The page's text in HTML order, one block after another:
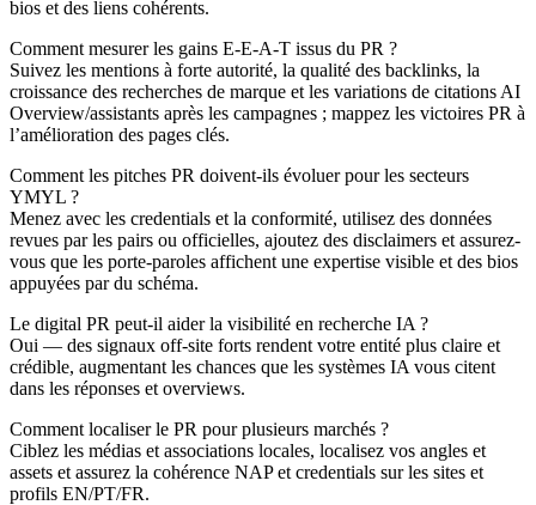
bios et des liens cohérents.
Comment mesurer les gains E-E-A-T issus du PR ?
Suivez les mentions à forte autorité, la qualité des backlinks, la
croissance des recherches de marque et les variations de citations AI
Overview/assistants après les campagnes ; mappez les victoires PR à
l’amélioration des pages clés.
Comment les pitches PR doivent-ils évoluer pour les secteurs
YMYL ?
Menez avec les credentials et la conformité, utilisez des données
revues par les pairs ou officielles, ajoutez des disclaimers et assurez-
vous que les porte-paroles affichent une expertise visible et des bios
appuyées par du schéma.
Le digital PR peut-il aider la visibilité en recherche IA ?
Oui — des signaux off-site forts rendent votre entité plus claire et
crédible, augmentant les chances que les systèmes IA vous citent
dans les réponses et overviews.
Comment localiser le PR pour plusieurs marchés ?
Ciblez les médias et associations locales, localisez vos angles et
assets et assurez la cohérence NAP et credentials sur les sites et
profils EN/PT/FR.